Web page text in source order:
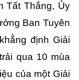
Tất Thắng, Ủy
Ban Tuyên
định Giải
qua 10 mùa
của một Giải